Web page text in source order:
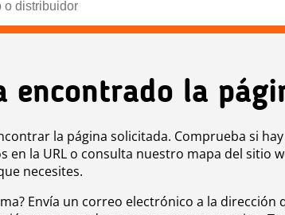
encontrado la
la página solicitada. Comprueba si hay
en la URL o consulta nuestro mapa del sitio
necesites.
Envía un correo electrónico a la dirección